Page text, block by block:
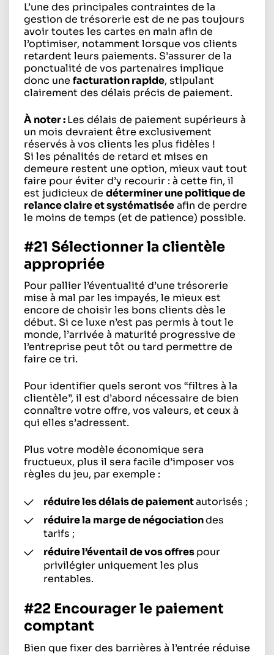
L’une des principales contraintes de la
gestion de trésorerie est de ne pas toujours
avoir toutes les cartes en main afin de
l’optimiser, notamment lorsque vos clients
retardent leurs paiements. S’assurer de la
ponctualité de vos partenaires implique
donc une facturation rapide, stipulant
clairement des délais précis de paiement.
À noter :Les délais de paiement supérieurs à
un mois devraient être exclusivement
réservés à vos clients les plus fidèles !
Si les pénalités de retard et mises en
demeure restent une option, mieux vaut tout
faire pour éviter d’y recourir : à cette fin, il
est judicieux de déterminer une politique de
relance claire et systématiséeafin de perdre
le moins de temps (et de patience) possible.
#21 Sélectionner la clientèle
appropriée
Pour pallier l’éventualité d’une trésorerie
mise à mal par les impayés, le mieux est
encore de choisir les bons clients dès le
début. Si ce luxe n’est pas permis à tout le
monde, l’arrivée à maturité progressive de
l’entreprise peut tôt ou tard permettre de
faire ce tri.
Pour identifier quels seront vos “filtres à la
clientèle”, il est d’abord nécessaire de bien
connaître votre offre, vos valeurs, et ceux à
qui elles s’adressent.
Plus votre modèle économique sera
fructueux, plus il sera facile d’imposer vos
règles du jeu, par exemple :
réduire les délais de paiementautorisés ;
réduire la marge de négociationdes
tarifs ;
réduire l’éventail de vos offrespour
privilégier uniquement les plus
rentables.
#22 Encourager le paiement
comptant
Bien que fixer des barrières à l’entrée réduise